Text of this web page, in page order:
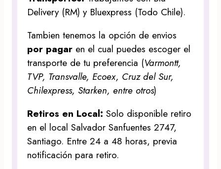
Delivery (RM) y Bluexpress (Todo Chile).
Tambien tenemos la opción de envios
por pagar en el cual puedes escoger el
transporte de tu preferencia (Varmontt,
TVP, Transvalle, Ecoex, Cruz del Sur,
Chilexpress, Starken, entre otros)
Retiros en Local:Solo disponible retiro
en el local Salvador Sanfuentes 2747,
Santiago. Entre 24 a 48 horas, previa
notificación para retiro.